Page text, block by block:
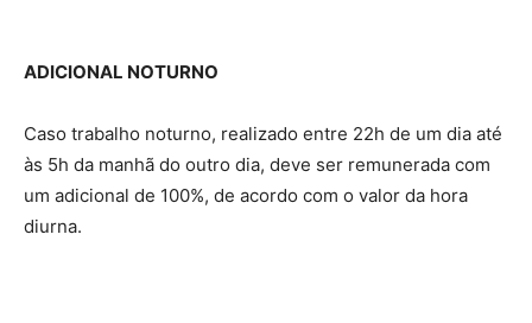
ADICIONAL NOTURNO
Caso trabalho noturno, realizado entre 22h de um dia até
às 5h da manhã do outro dia, deve ser remunerada com
um adicional de 100%, de acordo com o valor da hora
diurna.